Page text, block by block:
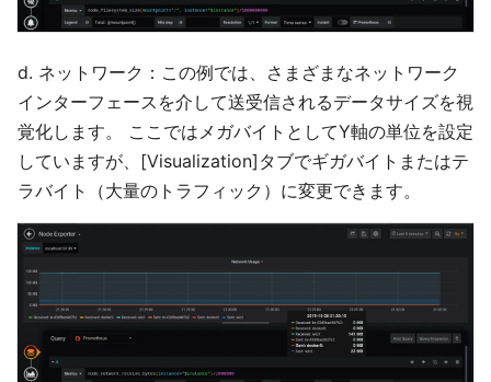
d. ネットワーク：この例では、さまざまなネットワーク
インターフェースを介して送受信されるデータサイズを視
覚化します。 ここではメガバイトとしてY軸の単位を設定
していますが、[Visualization]タブでギガバイトまたはテ
ラバイト（大量のトラフィック）に変更できます。